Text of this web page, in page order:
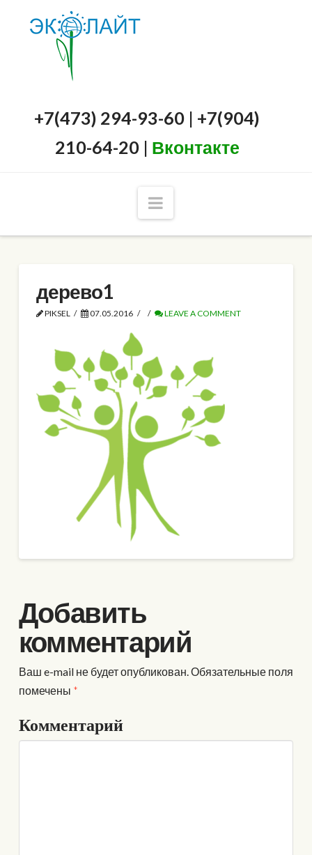
+7(473) 294-93-60 | +7(904)
210-64-20 | Вконтакте
Navigation
дерево1
PIKSEL 07.05.2016 LEAVE A COMMENT
Добавить
комментарий
Ваш e-mail не будет опубликован.Обязательные поля
помечены *
Комментарий